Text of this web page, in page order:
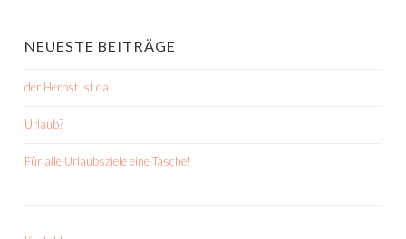
NEUESTE BEITRÄGE
der Herbst ist da…
Urlaub?
Für alle Urlaubsziele eine Tasche!